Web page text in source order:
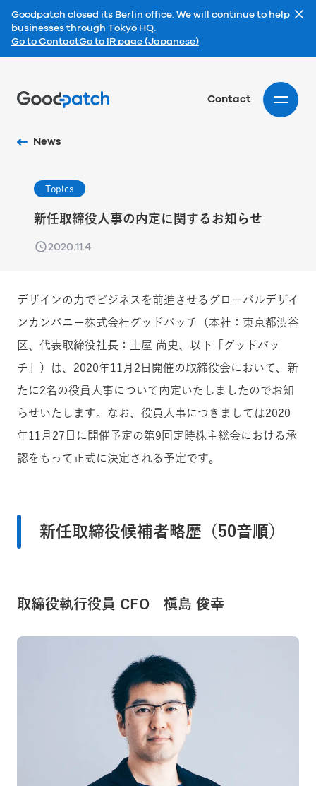
Goodpatch closed its Berlin office. We will continue to help
businesses through Tokyo HQ.
Go to ContactGo to IR page (Japanese)
Contact
News
Topics
新任取締役人事の内定に関するお知らせ
2020.11.4
デザインの力でビジネスを前進させるグローバルデザイ
ンカンパニー株式会社グッドパッチ（本社：東京都渋谷
区、代表取締役社長：土屋 尚史、以下「グッドパッ
チ」）は、2020年11月2日開催の取締役会において、 新
たに2名の役員人事について内定いたしましたのでお知
らせいたします。なお、役員人事につきましては2020
年11月27日に開催予定の第9回定時株主総会における承
認をもって正式に決定される予定です。
新任取締役候補者略歴（50音順）
取締役執行役員 CFO 槇島 俊幸